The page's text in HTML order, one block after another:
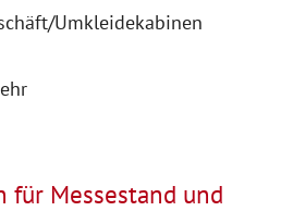
Umkleidekabinen
für Messestand und